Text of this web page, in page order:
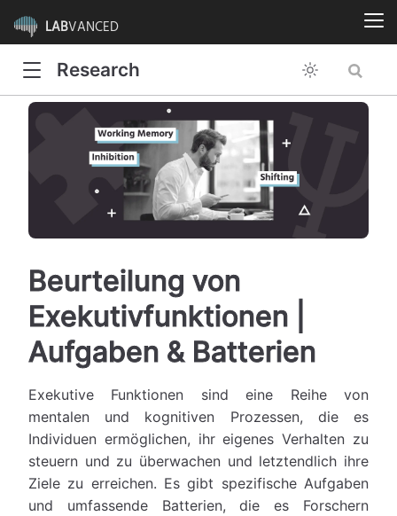
LABVANCED
Research
Beurteilung von
Exekutivfunktionen |
Aufgaben & Batterien
Exekutive Funktionen sind eine Reihe von
mentalen und kognitiven Prozessen, die es
Individuen ermöglichen, ihr eigenes Verhalten zu
steuern und zu überwachen und letztendlich ihre
Ziele zu erreichen. Es gibt spezifische Aufgaben
und umfassende Batterien, die es Forschern